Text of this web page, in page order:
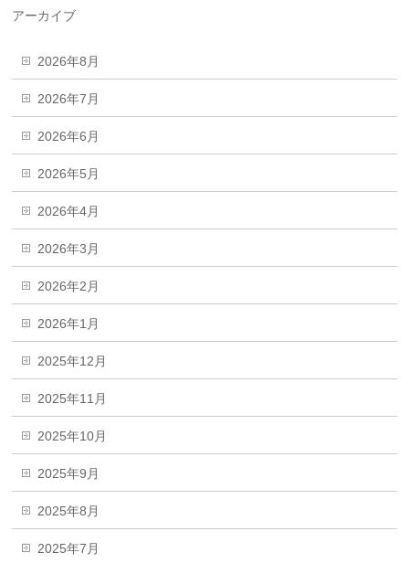
アーカイブ
2026年8月
2026年7月
2026年6月
2026年5月
2026年4月
2026年3月
2026年2月
2026年1月
2025年12月
2025年11月
2025年10月
2025年9月
2025年8月
2025年7月